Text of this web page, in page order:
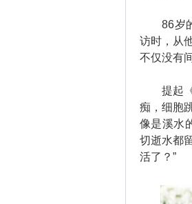
86岁的
访时，从
不仅没有
提起《
痴，细胞
像是溪水
切逝水都
活了？”